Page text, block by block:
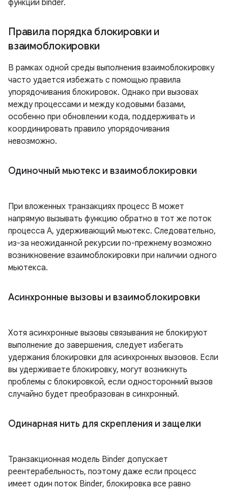
функции binder.
Правила порядка блокировки и
взаимоблокировки
В рамках одной среды выполнения взаимоблокировку
часто удается избежать с помощью правила
упорядочивания блокировок. Однако при вызовах
между процессами и между кодовыми базами,
особенно при обновлении кода, поддерживать и
координировать правило упорядочивания
невозможно.
Одиночный мьютекс и взаимоблокировки
При вложенных транзакциях процесс B может
напрямую вызывать функцию обратно в тот же поток
процесса A, удерживающий мьютекс. Следовательно,
из-за неожиданной рекурсии по-прежнему возможно
возникновение взаимоблокировки при наличии одного
мьютекса.
Асинхронные вызовы и взаимоблокировки
Хотя асинхронные вызовы связывания не блокируют
выполнение до завершения, следует избегать
удержания блокировки для асинхронных вызовов. Если
вы удерживаете блокировку, могут возникнуть
проблемы с блокировкой, если односторонний вызов
случайно будет преобразован в синхронный.
Одинарная нить для скрепления и защелки
Транзакционная модель Binder допускает
реентерабельность, поэтому даже если процесс
имеет один поток Binder, блокировка все равно